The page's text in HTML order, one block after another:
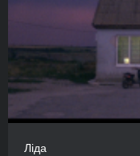
Ліда